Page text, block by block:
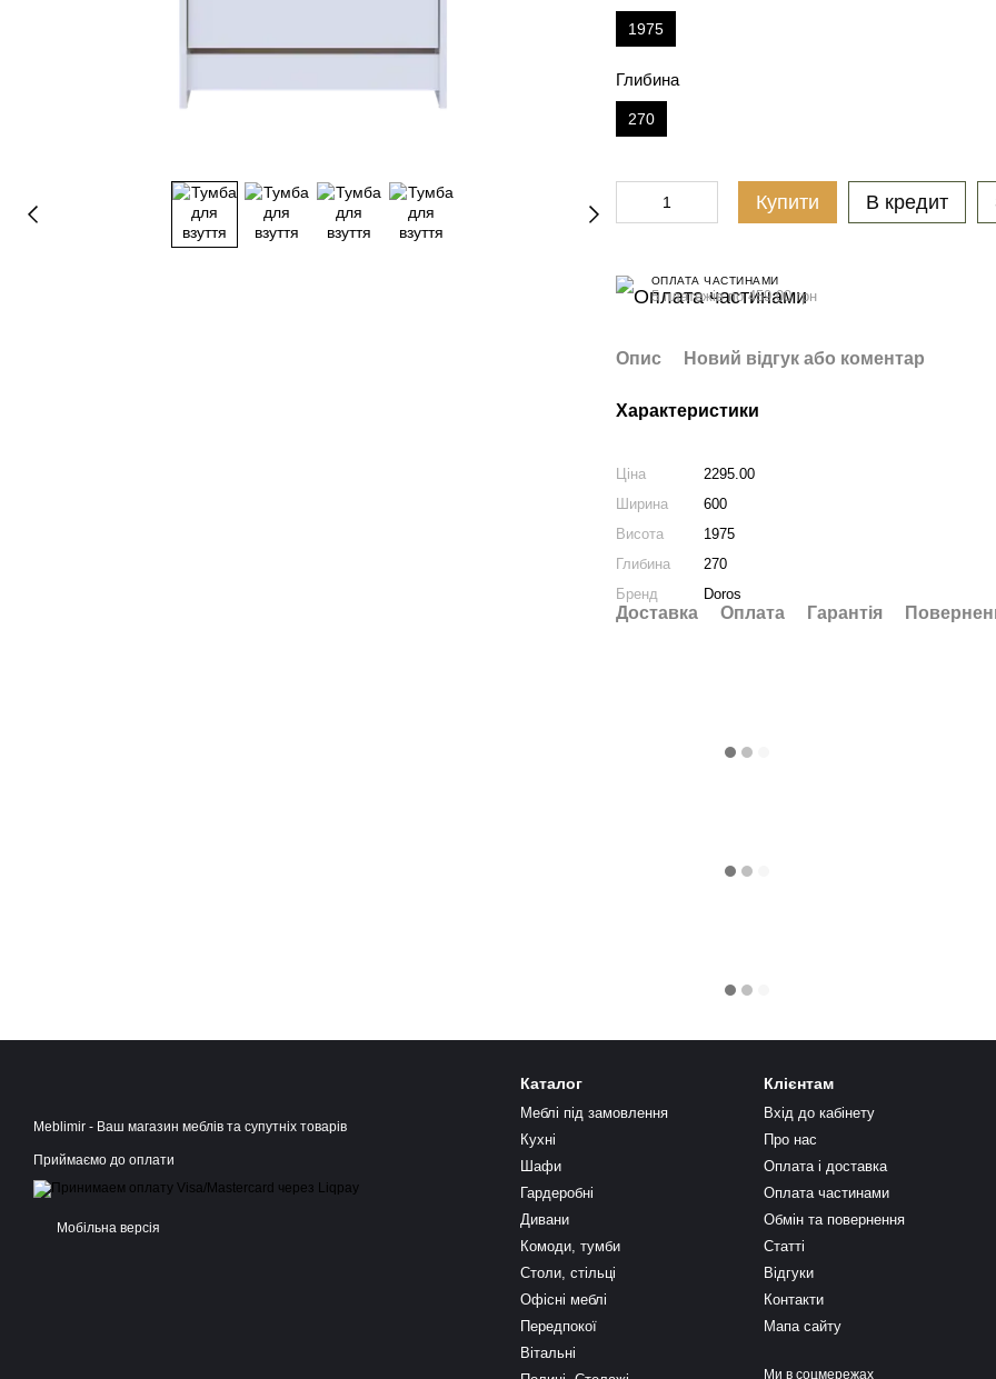
1975
Глибина
270
Купити В кредит
ОПЛАТА ЧАСТИНАМИ
5 платежів по 459.00 грн
Опис Новий відгук або коментар
Характеристики
Ціна
2295.00
Ширина
600
Висота
1975
Глибина
270
Бренд
Doros
Доставка Оплата Гарантія
Meblimir - Ваш магазин меблів та супутніх товарів
Приймаємо до оплати
Мобільна версія
Каталог
Меблі під замовлення
Кухні
Шафи
Гардеробні
Дивани
Комоди, тумби
Столи, стільці
Офісні меблі
Передпокої
Вітальні
Клієнтам
Вхід до кабінету
Про нас
Оплата і доставка
Оплата частинами
Обмін та повернення
Статті
Відгуки
Контакти
Мапа сайту
Ми в соцмережах